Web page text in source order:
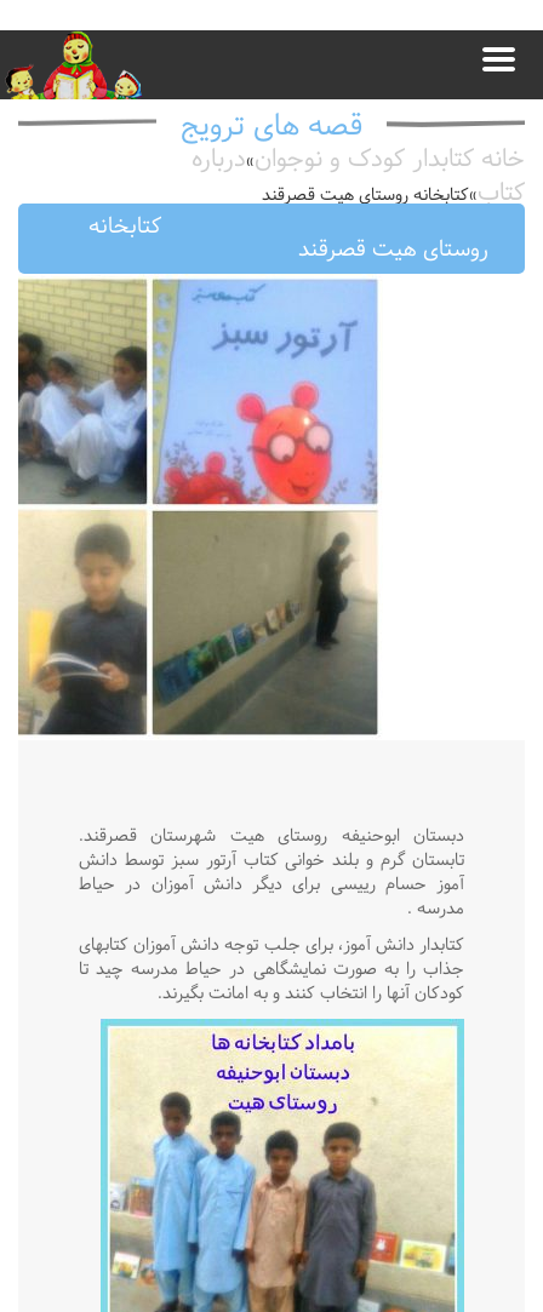
قصه های ترویج
خانه کتابدار کودک و نوجوان»درباره
کتاب»کتابخانه روستای هیت قصرقند
کتابخانه
روستای هیت قصرقند
دبستان ابوحنیفه روستای هیت شهرستان قصرقند.
تابستان گرم و بلند خوانی کتاب آرتور سبز توسط دانش
آموز حسام رییسی برای دیگر دانش آموزان در حیاط
مدرسه .
کتابدار دانش آموز، برای جلب توجه دانش آموزان کتابهای
جذاب را به صورت نمایشگاهی در حیاط مدرسه چید تا
کودکان آنها را انتخاب کنند و به امانت بگیرند.